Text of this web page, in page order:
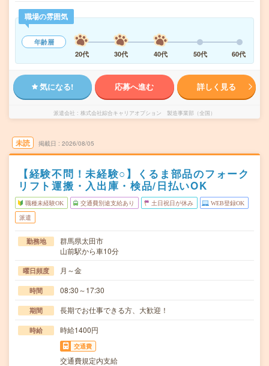
職場の雰囲気
年齢層
20代
30代 40代 50代 60代
気になる! 応募へ進む 詳しく見る
派遣会社 株式会社綜合キャリアオプション 製造事業部（全国）
未読 掲載日 2026/08/05
【経験不問！未経験○】くるま部品のフォーク
リフト運搬・入出庫・検品/日払いOK
職種未経験OK 交通費別途支給あり 土日祝日が休み WEB登録OK
派遣
勤務地
群馬県太田市
山前駅から車10分
曜日頻度 月～金
時間 08:30～17:30
期間 長期でお仕事できる方、大歓迎！
時給 時給1400円
交通費
交通費規定内支給